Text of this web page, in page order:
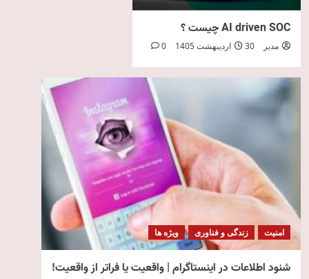
AI driven SOC چیست ؟
مدیر 30 اردیبهشت 1405 0
امنیت زندگی و فناوری ویژه ها
شنود اطلاعات در اینستاگرام | واقعیت یا فراتر از واقعیت!